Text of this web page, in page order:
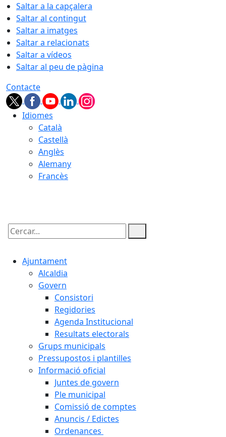
Saltar a la capçalera
Saltar al contingut
Saltar a imatges
Saltar a relacionats
Saltar a vídeos
Saltar al peu de pàgina
Contacte
Idiomes
Català
Castellà
Anglès
Alemany
Francès
Cercar:
Ajuntament
Alcaldia
Govern
Consistori
Regidories
Agenda Institucional
Resultats electorals
Grups municipals
Pressupostos i plantilles
Informació oficial
Juntes de govern
Ple municipal
Comissió de comptes
Anuncis / Edictes
Ordenances